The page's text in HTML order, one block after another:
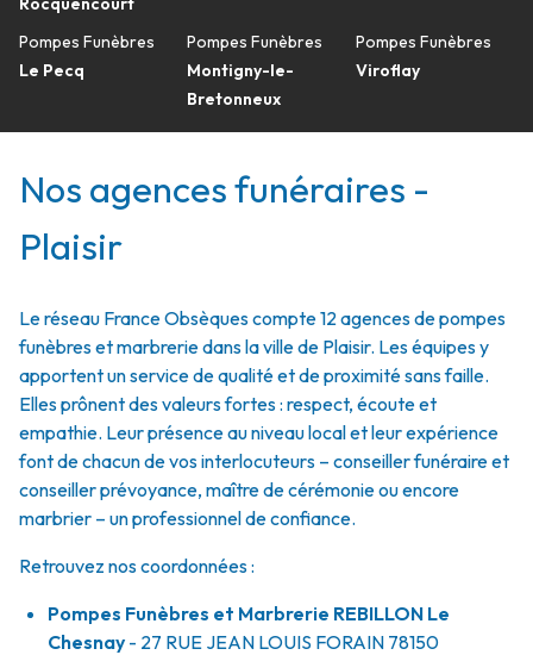
Pompes Funèbres
Le Pecq
Pompes Funèbres
Montigny-le-
Bretonneux
Pompes Funèbres
Viroflay
Nos agences funéraires -
Plaisir
Le réseau France Obsèques compte 12 agences de pompes
funèbres et marbrerie dans la ville de Plaisir. Les équipes y
apportent un service de qualité et de proximité sans faille.
Elles prônent des valeurs fortes : respect, écoute et
empathie. Leur présence au niveau local et leur expérience
font de chacun de vos interlocuteurs – conseiller funéraire et
conseiller prévoyance, maître de cérémonie ou encore
marbrier – un professionnel de confiance.
Retrouvez nos coordonnées :
Pompes Funèbres et Marbrerie REBILLON Le
Chesnay - 27 RUE JEAN LOUIS FORAIN 78150